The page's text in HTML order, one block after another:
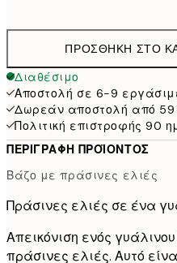
ΠΡΟΣΘΉΚΗ ΣΤΟ
Διαθέσιμο
Αποστολή σε 6-9
Δωρεάν αποστολή από
Πολιτική επιστροφής 90
ΠΕΡΙΓΡΑΦΉ ΠΡΟΪΌΝΤΟΣ
Βάζο με πράσινες ελιές
Πράσινες ελιές σε ένα
Απεικόνιση ενός
πράσινες ελιές. Αυτό